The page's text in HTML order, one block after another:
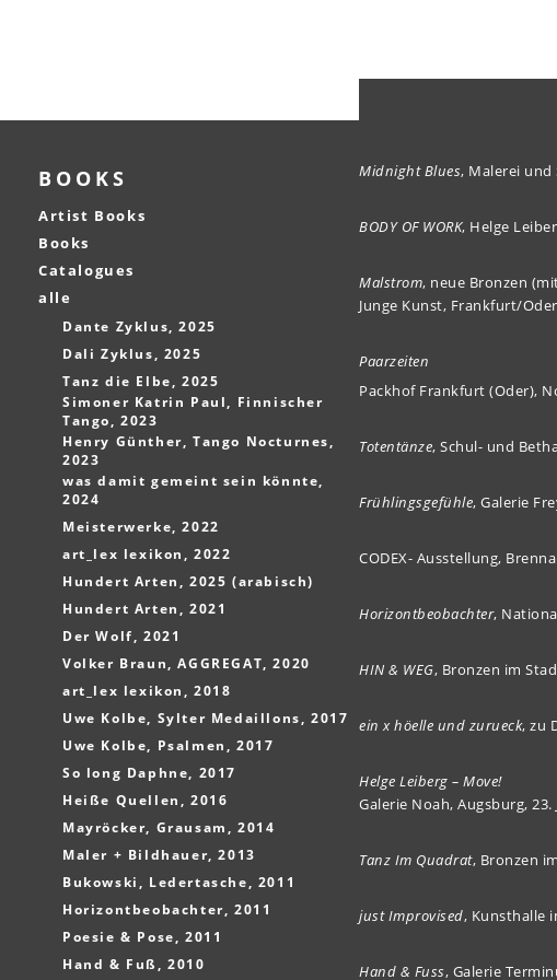
BOOKS
Artist Books
Books
Catalogues
alle
Dante Zyklus, 2025
Dali Zyklus, 2025
Tanz die Elbe, 2025
Simoner Katrin Paul, Finnischer
Tango, 2023
Henry Günther, Tango Nocturnes,
2023
was damit gemeint sein könnte,
2024
Meisterwerke, 2022
art_lex lexikon, 2022
Hundert Arten, 2025 (arabisch)
Hundert Arten, 2021
Der Wolf, 2021
Volker Braun, AGGREGAT, 2020
art_lex lexikon, 2018
Uwe Kolbe, Sylter Medaillons, 2017
Uwe Kolbe, Psalmen, 2017
So long Daphne, 2017
Heiße Quellen, 2016
Mayröcker, Grausam, 2014
Maler + Bildhauer, 2013
Bukowski, Ledertasche, 2011
Horizontbeobachter, 2011
Poesie & Pose, 2011
Hand & Fuß, 2010
Midnight Blues, Malerei und
BODY OF WORK, Helge
Malstrom, neue Bronzen
Junge Kunst, Frankfurt/Oder
Paarzeiten
Packhof Frankfurt (Oder),
Totentänze, Schul- und
Frühlingsgefühle, Galerie
CODEX- Ausstellung,
Horizontbeobachter,
HIN & WEG, Bronzen im
ein x höelle und zurueck, zu
Helge Leiberg – Move!
Galerie Noah, Augsburg, 23.
Tanz Im Quadrat, Bronzen
just Improvised, Kunsthalle
Hand & Fuss, Galerie